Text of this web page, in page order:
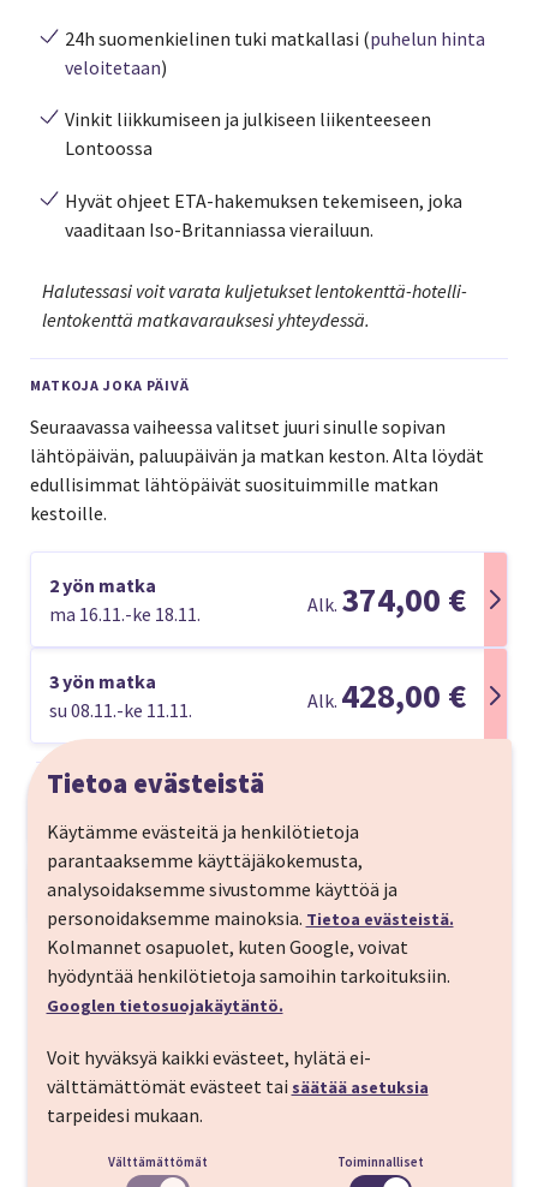
24h suomenkielinen tuki matkallasi (puhelun hinta
veloitetaan)
Vinkit liikkumiseen ja julkiseen liikenteeseen
Lontoossa
Hyvät ohjeet ETA-hakemuksen tekemiseen, joka
vaaditaan Iso-Britanniassa vierailuun.
Halutessasi voit varata kuljetukset lentokenttä-hotelli-
lentokenttä matkavarauksesi yhteydessä.
MATKOJA JOKA PÄIVÄ
Seuraavassa vaiheessa valitset juuri sinulle sopivan
lähtöpäivän, paluupäivän ja matkan keston. Alta löydät
edullisimmat lähtöpäivät suosituimmille matkan
kestoille.
2 yön matka
ma 16.11.-ke 18.11.
Alk. 374,00 €
3 yön matka
su 08.11.-ke 11.11.
Alk. 428,00 €
Lähde nauttimaan suurkaupungin tunnelmasta
lentäen suoraan Tampereelta. Päätä itse montako
päivää haluat viettää Lontoossa ja valitse lukuisista
keskustahotelleistamme!
Matkaohjelma
LÄHTÖPÄIVÄ
Tampere-Lontoo
lentoasemalta ja saapuu Lontoon Gatwikckin
lentokentälle aikataulussa. Siirtyminen
hotellille omatoimisesti.
Lentokentällä on suositeltavaa olla noin 2h ennen
Tutustu matkan kohteeseen
Lontoo
Tietoa evästeistä
Käytämme evästeitä ja henkilötietoja
parantaaksemme käyttäjäkokemusta,
analysoidaksemme sivustomme käyttöä ja
personoidaksemme mainoksia. Tietoa evästeistä.
Kolmannet osapuolet, kuten Google, voivat
hyödyntää henkilötietoja samoihin tarkoituksiin.
Googlen tietosuojakäytäntö.
Voit hyväksyä kaikki evästeet, hylätä ei-
välttämättömät evästeet tai säätää asetuksia
tarpeidesi mukaan.
Välttämättömät Toiminnalliset